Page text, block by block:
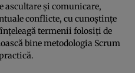
ascultare și comunicare,
conflicte, cu cunoștințe
termenii folosiți de
bine metodologia Scrum